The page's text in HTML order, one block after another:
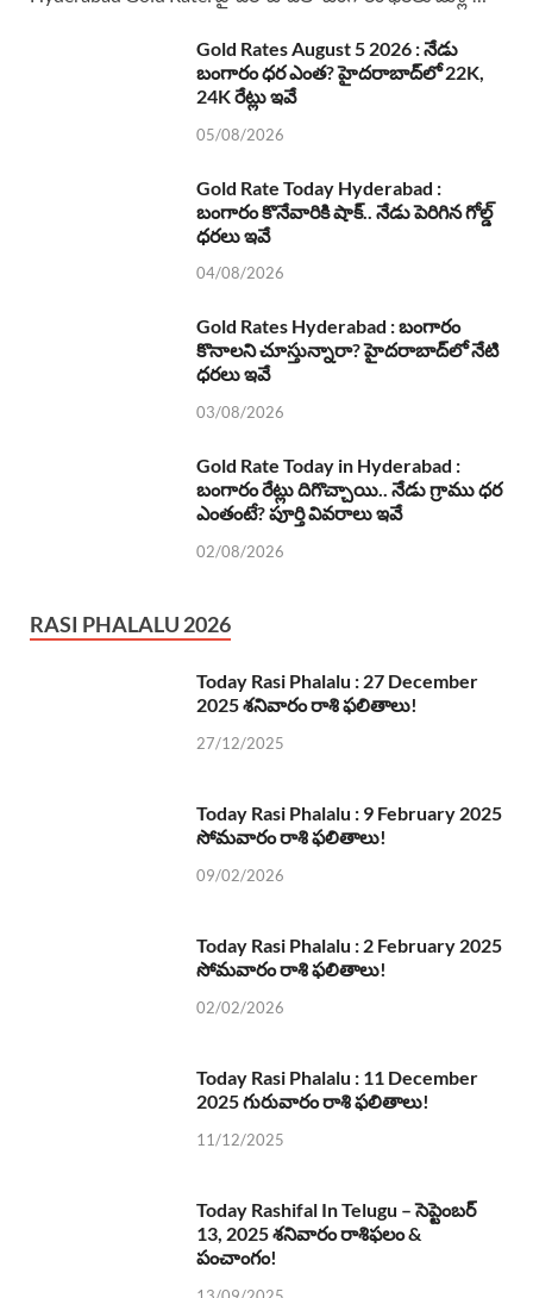
Gold Rates August 5 2026 : నేడు
బంగారం ధర ఎంత? హైదరాబాద్‌లో 22K,
24K రేట్లు ఇవే
05/08/2026
Gold Rate Today Hyderabad :
బంగారం కొనేవారికి షాక్.. నేడు పెరిగిన గోల్డ్
ధరలు ఇవే
04/08/2026
Gold Rates Hyderabad : బంగారం
కొనాలని చూస్తున్నారా? హైదరాబాద్‌లో నేటి
ధరలు ఇవే
03/08/2026
Gold Rate Today in Hyderabad :
బంగారం రేట్లు దిగొచ్చాయి.. నేడు గ్రాము ధర
ఎంతంటే? పూర్తి వివరాలు ఇవే
02/08/2026
RASI PHALALU 2026
Today Rasi Phalalu : 27 December
2025 శనివారం రాశి ఫలితాలు!
27/12/2025
Today Rasi Phalalu : 9 February 2025
సోమవారం రాశి ఫలితాలు!
09/02/2026
Today Rasi Phalalu : 2 February 2025
సోమవారం రాశి ఫలితాలు!
02/02/2026
Today Rasi Phalalu : 11 December
2025 గురువారం రాశి ఫలితాలు!
11/12/2025
Today Rashifal In Telugu – సెప్టెంబర్
13, 2025 శనివారం రాశిఫలం &
పంచాంగం!